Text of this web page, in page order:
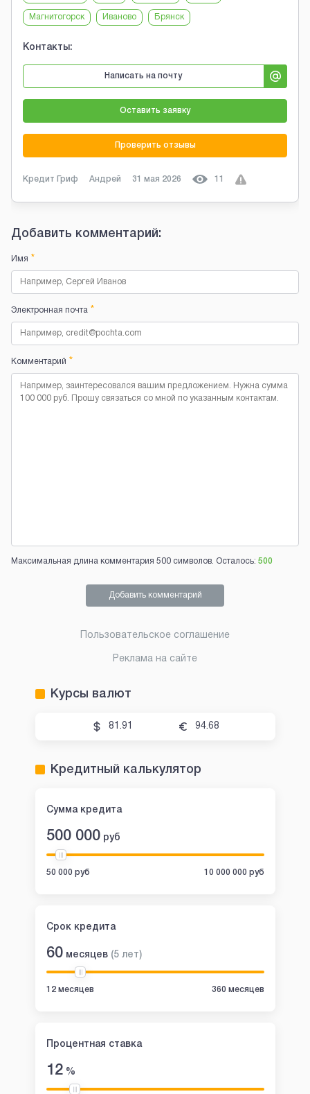
Магнитогорск Иваново Брянск
Контакты:
Написать на почту
Оставить заявку
Проверить отзывы
Кредит Гриф Андрей 31 мая 2026 11
Добавить комментарий:
Имя *
Электронная почта *
Комментарий *
Максимальная длина комментария 500 символов. Осталось: 500
Добавить комментарий
Пользовательское соглашение
Реклама на сайте
Курсы валют
81.91 94.68
Кредитный калькулятор
Сумма кредита
500 000 руб
50 000 руб 10 000 000 руб
Срок кредита
60 месяцев (5 лет)
12 месяцев 360 месяцев
Процентная ставка
12%